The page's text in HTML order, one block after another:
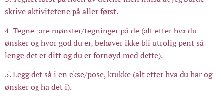
skrive aktivitetene på aller først.
4. Tegne rare mønster/tegninger på de (alt etter hva du
ønsker og hvor god du er, behøver ikke bli utrolig pent så
lenge det er ditt og du er fornøyd med dette).
5. Legg det så i en ekse/pose, krukke (alt etter hva du har og
ønsker og ha det i).